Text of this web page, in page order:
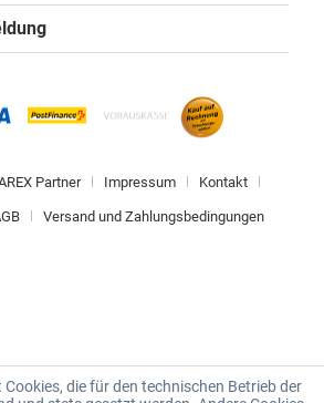
Partner Impressum Kontakt
Versand und Zahlungsbedingungen
Cookies, die für den technischen Betrieb der